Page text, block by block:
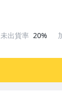
未出貨率 20%